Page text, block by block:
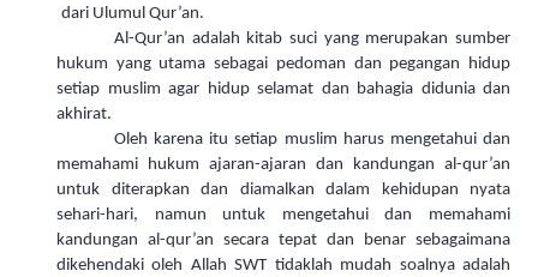
dari Ulumul Qur’an.
Al-Qur’an adalah kitab suci yang merupakan sumber
hukum yang utama sebagai pedoman dan pegangan hidup
setiap muslim agar hidup selamat dan bahagia didunia dan
akhirat.
Oleh karena itu setiap muslim harus mengetahui dan
memahami hukum ajaran-ajaran dan kandungan al-qur’an
untuk diterapkan dan diamalkan dalam kehidupan nyata
sehari-hari, namun untuk mengetahui dan memahami
kandungan al-qur’an secara tepat dan benar sebagaimana
dikehendaki oleh Allah SWT tidaklah mudah soalnya adalah